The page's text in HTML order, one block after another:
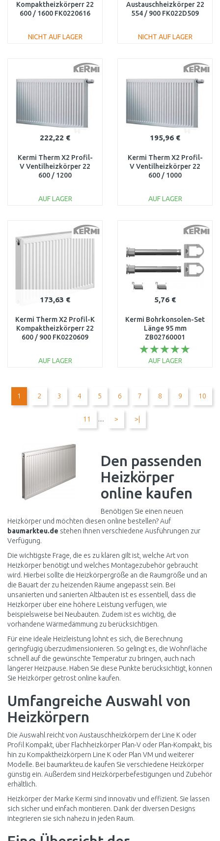
Kompaktheizkörperr 22
600 / 1600 FK0220616
NICHT AUF LAGER
Vergleichen
Austauschheizkörper 22
554 / 900 FK022D509
NICHT AUF LAGER
Vergleichen
222,22 €
Kermi Therm X2 Profil-
V Ventilheizkörper 22
600 / 1200
AUF LAGER
Vergleichen
195,96 €
Kermi Therm X2 Profil-
V Ventilheizkörper 22
600 / 1000
AUF LAGER
173,63 €
Kermi Therm X2 Profil-K
Kompaktheizkörperr 22
600 / 900 FK0220609
AUF LAGER
5,76 €
Kermi Bohrkonsolen-Set
Länge 95 mm
ZB02760001
AUF LAGER
1 2 3 4 5 6 7 8 9 10
11 .... > >|
Den passenden
Heizkörper
online kaufen
Benötigen Sie einen neuen
Heizkörper und möchten diesen online bestellen? Auf
baumarkteu.de stehen Ihnen verschiedene Ausführungen zur
Verfügung.
Die wichtigste Frage, die es zu klären gilt ist, welche Art von
Heizkörper benötigt und welches Montagezubehör gebraucht
wird. Hierbei sollte die Heizkörpergröße an die Raumgröße und an
die Bauart der zu heizenden Räume angepasst sein. Bei
unsanierten und sanierten Altbauten ist es essentiell, dass die
Heizkörper über eine höhere Leistung verfügen, wie
beispielsweise bei Neubauten. Zudem ist es wichtig, die
vorhandene Wärmedämmung zu berücksichtigen.
Für eine ideale Heizleistung lohnt es sich, die Berechnung
geringfügig überzudimensionieren. So gelingt es, die Wohnfläche
schnell auf die gewünschte Temperatur zu bringen, auch nach
längerer Heizpause. Haben Sie diese Punkte berücksichtigt, können
Sie Heizkörper getrost online kaufen.
Umfangreiche Auswahl von
Heizkörpern
Die Auswahl reicht von Austauschheizkörpern der Line K oder
Profil Kompakt, über Flachheizkörper Plan-V oder Plan-Kompakt, bis
hin zu Kompaktheizkörpern Line K oder Plan VM und weiterer
Modelle. Bei baumarkteu.de kaufen Sie verschiedene Heizkörper
günstig ein. Außerdem sind Heizkörperbefestigungen und Zubehör
erhältlich.
Heizkörper der Marke Kermi sind innovativ und effizient. Sie lassen
sich sicher und einfach montieren. Dank der diversen Designs
integrieren sie sich nahezu in jeden Raum.